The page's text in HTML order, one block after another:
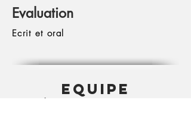
Evaluation
Ecrit et oral
EQUIPE